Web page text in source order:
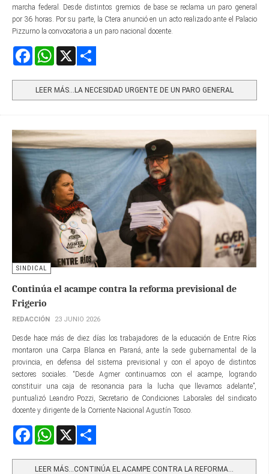
marcha federal. Desde distintos gremios de base se reclama un paro general
por 36 horas. Por su parte, la Ctera anunció en un acto realizado ante el Palacio
Pizzurno la convocatoria a un paro nacional docente.
FacebookWhatsApp
LEER MÁS…LA NECESIDAD URGENTE DE UN PARO GENERAL
SINDICAL
Continúa el acampe contra la reforma previsional de
Frigerio
REDACCIÓN 23 JUNIO 2026
Desde hace más de diez días los trabajadores de la educación de Entre Ríos
montaron una Carpa Blanca en Paraná, ante la sede gubernamental de la
provincia, en defensa del sistema previsional y con el apoyo de distintos
sectores sociales. “Desde Agmer continuamos con el acampe, logrando
constituir una caja de resonancia para la lucha que llevamos adelante”,
puntualizó Leandro Pozzi, Secretario de Condiciones Laborales del sindicato
docente y dirigente de la Corriente Nacional Agustín Tosco.
FacebookWhatsApp
LEER MÁS…CONTINÚA EL ACAMPE CONTRA LA REFORMA...